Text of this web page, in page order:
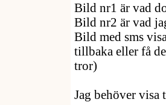
Bild nr1 är vad
Bild nr2 är vad
Bild med sms
tillbaka eller få
tror)
Jag behöver visa